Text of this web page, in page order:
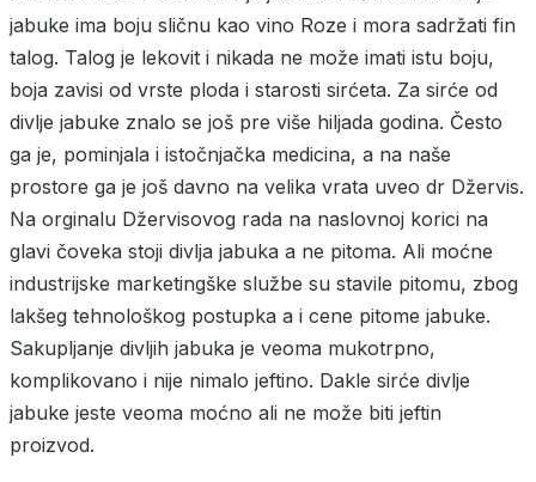
jabuke ima boju sličnu kao vino Roze i mora sadržati fin
talog. Talog je lekovit i nikada ne može imati istu boju,
boja zavisi od vrste ploda i starosti sirćeta. Za sirće od
divlje jabuke znalo se još pre više hiljada godina. Često
ga je, pominjala i istočnjačka medicina, a na naše
prostore ga je još davno na velika vrata uveo dr Džervis.
Na orginalu Džervisovog rada na naslovnoj korici na
glavi čoveka stoji divlja jabuka a ne pitoma. Ali moćne
industrijske marketingške službe su stavile pitomu, zbog
lakšeg tehnološkog postupka a i cene pitome jabuke.
Sakupljanje divljih jabuka je veoma mukotrpno,
komplikovano i nije nimalo jeftino. Dakle sirće divlje
jabuke jeste veoma moćno ali ne može biti jeftin
proizvod.